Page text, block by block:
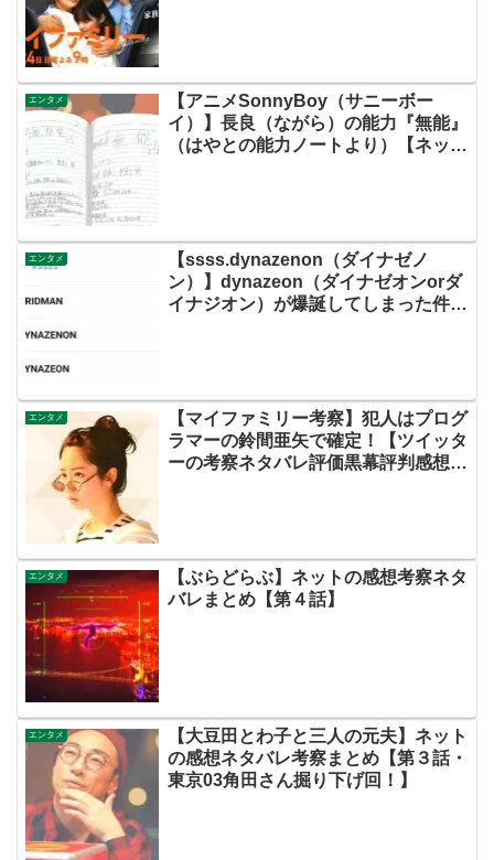
エンタメ
【アニメSonnyBoy（サニーボー
イ）】長良（ながら）の能力『無能』
（はやとの能力ノートより）【ネット
エンタメ
【ssss.dynazenon（ダイナゼノ
ン）】dynazeon（ダイナゼオンorダ
イナジオン）が爆誕してしまった件に
エンタメ
【マイファミリー考察】犯人はプログ
ラマーの鈴間亜矢で確定！【ツイッタ
ーの考察ネタバレ評価黒幕評判感想批
エンタメ
【ぶらどらぶ】ネットの感想考察ネタ
バレまとめ【第４話】
エンタメ
【大豆田とわ子と三人の元夫】ネット
の感想ネタバレ考察まとめ【第３話・
東京03角田さん掘り下げ回！】